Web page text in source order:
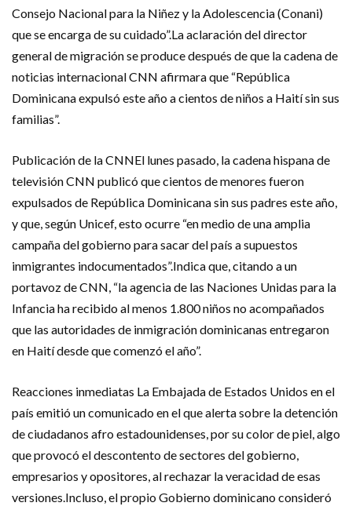
Consejo Nacional para la Niñez y la Adolescencia (Conani)
que se encarga de su cuidado”.La aclaración del director
general de migración se produce después de que la cadena de
noticias internacional CNN afirmara que “República
Dominicana expulsó este año a cientos de niños a Haití sin sus
familias”.
Publicación de la CNNEl lunes pasado, la cadena hispana de
televisión CNN publicó que cientos de menores fueron
expulsados de República Dominicana sin sus padres este año,
y que, según Unicef, esto ocurre “en medio de una amplia
campaña del gobierno para sacar del país a supuestos
inmigrantes indocumentados”.Indica que, citando a un
portavoz de CNN, “la agencia de las Naciones Unidas para la
Infancia ha recibido al menos 1.800 niños no acompañados
que las autoridades de inmigración dominicanas entregaron
en Haití desde que comenzó el año”.
Reacciones inmediatas La Embajada de Estados Unidos en el
país emitió un comunicado en el que alerta sobre la detención
de ciudadanos afro estadounidenses, por su color de piel, algo
que provocó el descontento de sectores del gobierno,
empresarios y opositores, al rechazar la veracidad de esas
versiones.Incluso, el propio Gobierno dominicano consideró